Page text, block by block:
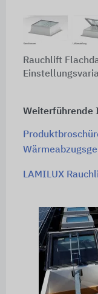
Rauchlift
Weiterführende
LAMILUX